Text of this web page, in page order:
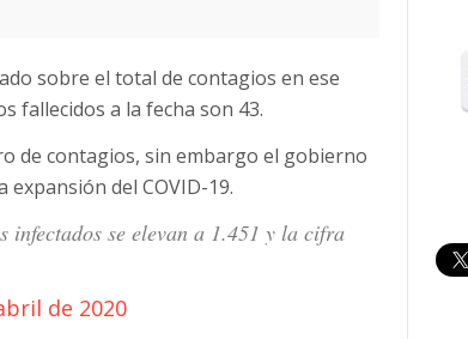
sobre el total de contagios en ese
fallecidos a la fecha son 43.
de contagios, sin embargo el gobierno
del COVID-19.
infectados se elevan a 1.451 y la cifra
de 2020